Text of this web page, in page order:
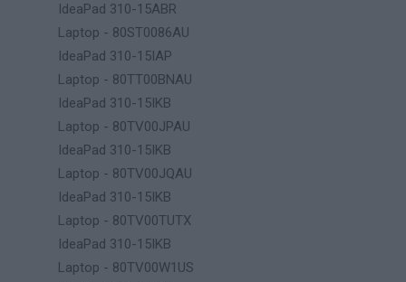
IdeaPad 310-15ABR
Laptop - 80ST0086AU
IdeaPad 310-15IAP
Laptop - 80TT00BNAU
IdeaPad 310-15IKB
Laptop - 80TV00JPAU
IdeaPad 310-15IKB
Laptop - 80TV00JQAU
IdeaPad 310-15IKB
Laptop - 80TV00TUTX
IdeaPad 310-15IKB
Laptop - 80TV00W1US